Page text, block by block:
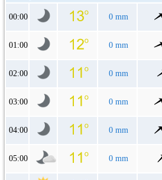
00:00 0 mm
01:00 0 mm
02:00 0 mm
03:00 0 mm
04:00 0 mm
05:00 0 mm